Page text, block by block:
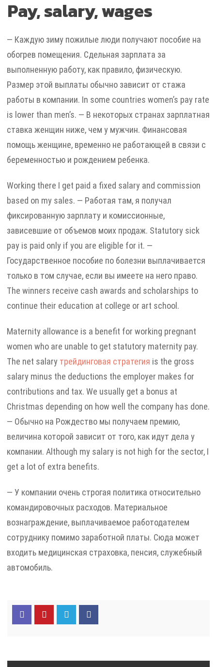
Pay, salary, wages
— Каждую зиму пожилые люди получают пособие на
обогрев помещения. Сдельная зарплата за
выполненную работу, как правило, физическую.
Размер этой выплаты обычно зависит от стажа
работы в компании. In some countries women’s pay rate
is lower than men’s. — В некоторых странах зарплатная
ставка женщин ниже, чем у мужчин. Финансовая
помощь женщине, временно не работающей в связи с
беременностью и рождением ребенка.
Working there I get paid a fixed salary and commission
based on my sales. — Работая там, я получал
фиксированную зарплату и комиссионные,
зависевшие от объемов моих продаж. Statutory sick
pay is paid only if you are eligible for it. —
Государственное пособие по болезни выплачивается
только в том случае, если вы имеете на него право.
The winners receive cash awards and scholarships to
continue their education at college or art school.
Maternity allowance is a benefit for working pregnant
women who are unable to get statutory maternity pay.
The net salary трейдинговая стратегия is the gross
salary minus the deductions the employer makes for
contributions and tax. We usually get a bonus at
Christmas depending on how well the company has done.
— Обычно на Рождество мы получаем премию,
величина которой зависит от того, как идут дела у
компании. Although my salary is not high for the sector, I
get a lot of extra benefits.
— У компании очень строгая политика относительно
командировочных расходов. Материальное
вознаграждение, выплачиваемое работодателем
сотруднику помимо заработной платы. Сюда может
входить медицинская страховка, пенсия, служебный
автомобиль.